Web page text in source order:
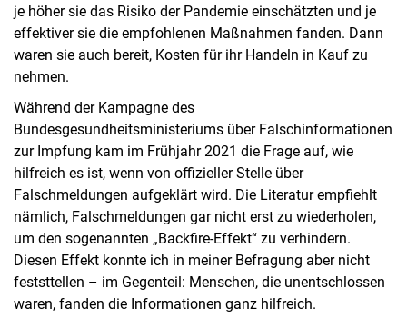
je höher sie das Risiko der Pandemie einschätzten und je
effektiver sie die empfohlenen Maßnahmen fanden. Dann
waren sie auch bereit, Kosten für ihr Handeln in Kauf zu
nehmen.
Während der Kampagne des
Bundesgesundheitsministeriums über Falschinformationen
zur Impfung kam im Frühjahr 2021 die Frage auf, wie
hilfreich es ist, wenn von offizieller Stelle über
Falschmeldungen aufgeklärt wird. Die Literatur empfiehlt
nämlich, Falschmeldungen gar nicht erst zu wiederholen,
um den sogenannten „Backfire-Effekt“ zu verhindern.
Diesen Effekt konnte ich in meiner Befragung aber nicht
feststtellen – im Gegenteil: Menschen, die unentschlossen
waren, fanden die Informationen ganz hilfreich.